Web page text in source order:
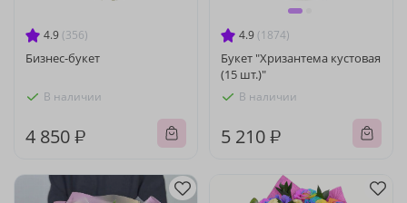
4.9 (356)
Бизнес-букет
В наличии
4 850 ₽
4.9 (1874)
Букет "Хризантема кустовая
(15 шт.)"
В наличии
5 210 ₽